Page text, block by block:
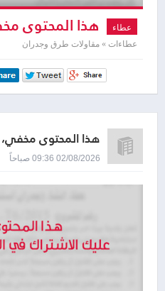
عطاء هذا المحتوى
لمشاهدته
عطاءات » مقاولات طرق وجدران
هذا المحتوى
02/08/2026 09:36 صباحاً